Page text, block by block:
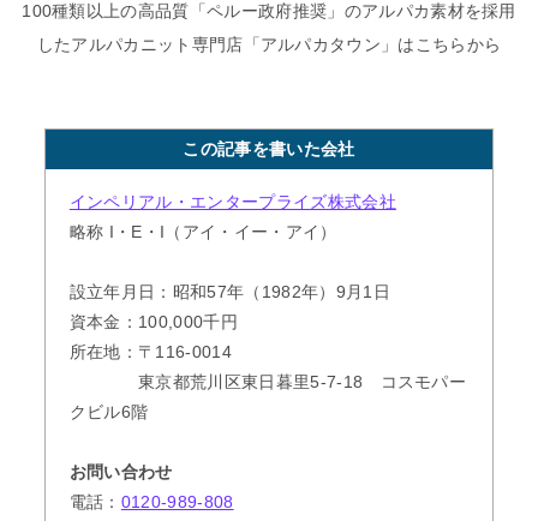
100種類以上の高品質「ペルー政府推奨」のアルパカ素材を採用
したアルパカニット専門店「アルパカタウン」はこちらから
この記事を書いた会社
インペリアル・エンタープライズ株式会社
略称 I・E・I（アイ・イー・アイ）
設立年月日：昭和57年（1982年）9月1日
資本金：100,000千円
所在地：〒116-0014
東京都荒川区東日暮里5-7-18 コスモパー
クビル6階
お問い合わせ
電話： 0120-989-808